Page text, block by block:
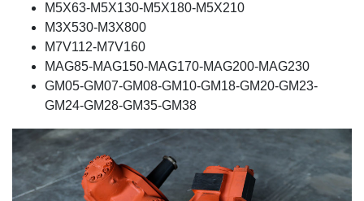
M5X63-M5X130-M5X180-M5X210
M3X530-M3X800
M7V112-M7V160
MAG85-MAG150-MAG170-MAG200-MAG230
GM05-GM07-GM08-GM10-GM18-GM20-GM23-
GM24-GM28-GM35-GM38